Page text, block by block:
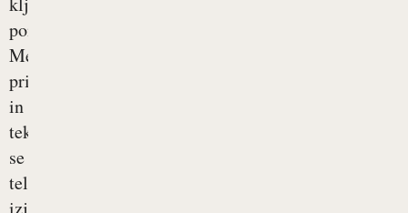
pomena.
Med
pripravami
in
tekmovanjem
se
telo
izjemno...